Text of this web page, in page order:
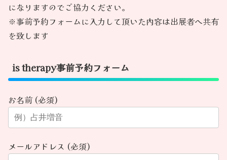
になりますのでご協力ください。
※事前予約フォームに入力して頂いた内容は出展者へ共有
を致します
is therapy事前予約フォーム
お名前 (必須)
メールアドレス (必須)